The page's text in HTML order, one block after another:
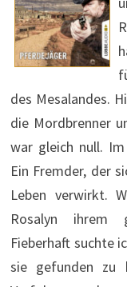
des Mesalandes.
die Mordbrenner
war gleich null.
Ein Fremder, der
Leben verwirkt.
Rosalyn ihrem
Fieberhaft suchte
sie gefunden zu